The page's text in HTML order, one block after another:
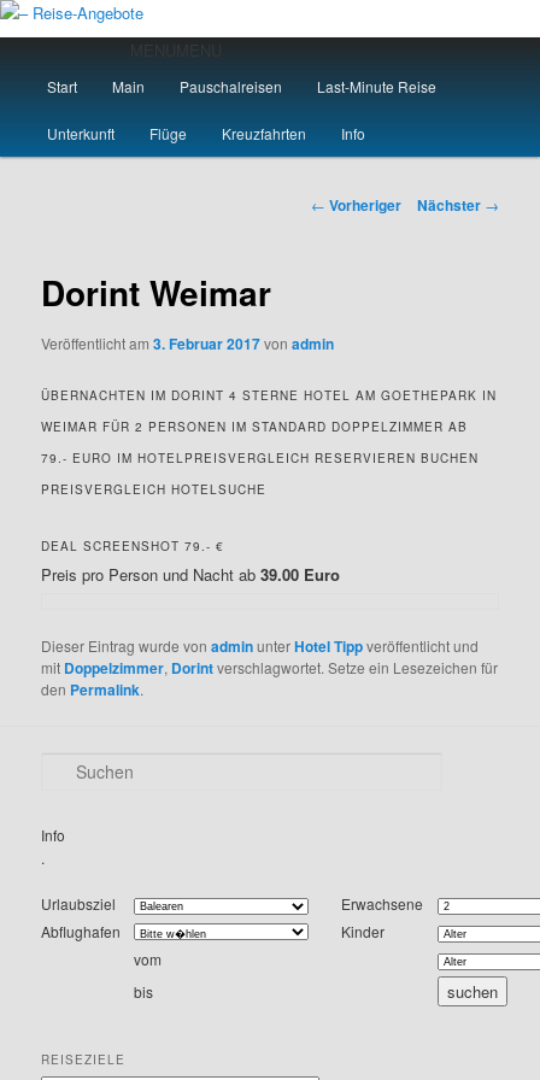
Zum
primären
springen– Reise-Angebote
Start Main Pauschalreisen Last-Minute Reise
Unterkunft Flüge Kreuzfahrten Info
Beitragsnavigation
← Vorheriger Nächster →
Dorint Weimar
Veröffentlicht am3. Februar 2017vonadmin
ÜBERNACHTEN IM DORINT 4 STERNE HOTEL AM GOETHEPARK IN
WEIMAR FÜR 2 PERSONEN IM STANDARD DOPPELZIMMER AB
79.- EURO IM HOTELPREISVERGLEICH RESERVIEREN BUCHEN
PREISVERGLEICH HOTELSUCHE
DEAL SCREENSHOT 79.- €
Preis pro Person und Nacht ab39.00 Euro
Dieser Eintrag wurde vonadminunterHotel Tippveröffentlicht und
mit Doppelzimmer, Dorintverschlagwortet. Setze ein Lesezeichen für
den Permalink.
h
Info
.
Urlaubsziel
Erwachsene
Abflughafen
Kinder
vom
bis
REISEZIELE